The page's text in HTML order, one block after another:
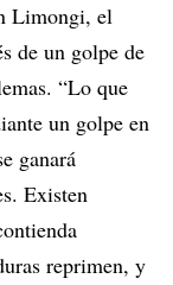
Limongi, el
de un golpe de
“Lo que
un golpe en
ganará
Existen
reprimen, y